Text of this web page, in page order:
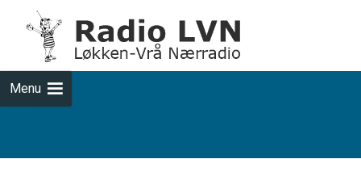
Menu
Podcasts fra 2024-08-01